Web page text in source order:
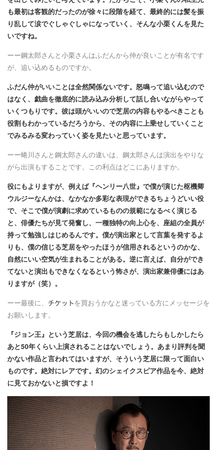
も最初は客観的だったのが徐々に段階を経て、最終的には髪を振
り乱して涙でぐしゃぐしゃになっていく、そんな小栗くんを見た
いですね。
ーー鋼太郎さんと小栗さんはふだんから仲が良いことが有名です
が、追い込めるものですか。
ふだん仲がいいことは全然関係ないです。怒鳴って追い込むので
はなく、戯曲を徹底的に読み込み分析して話し合いながらやって
いくつもりです。彼は頭がいいので芝居の内容もやるべきことも
役割もわかっているだろうから、その内容に上乗せしていくこと
でみるみる変わっていく姿を見たいと思っています。
ーー蜷川さんと鋼太郎さんの違いは、鋼太郎さんは演出をやりな
がら出演もすることです。この利点はどこにありますか。
役にもよりますが、例えば『ヘンリー八世』で僕が演じた枢機卿
ウルジーなんかは、なかなか多彩な表現ができるちょうどいい役
で、そこで僕が演劇に求めているものの規範になるべく演じる
と、俳優たちが見て発奮し、一種独特の向上心を、座組の全員が
持って勉強しはじめるんです。僕が演出家として言葉を発するよ
りも、僕の信じる芝居をやったほうが信用されるというのかな、
自然にいい空気が生まれることがある。逆に言えば、自分ができ
てないと演出もできなくなるという怖さが、演出家兼俳優にはあ
りますが（笑）。
ーー最後に、
を買おうかなと迷っている方にメッセージを
お願いします。
『ジョン王』という芝居は、今回の機会を逃したらもしかしたら
あと50年くらい上演されることはないでしょう。あまり評判を聞
かない作品と言われてはいますが、そういう芝居に限って面白い
ものです。絶対にレアです。幻のシェイクスピア作品を今、絶対
に見ておかないと損ですよ！